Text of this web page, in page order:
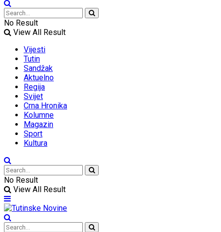
No Result
View All Result
Vijesti
Tutin
Sandžak
Aktuelno
Regija
Svijet
Crna Hronika
Kolumne
Magazin
Sport
Kultura
No Result
View All Result